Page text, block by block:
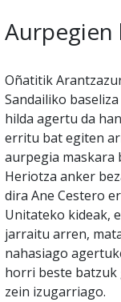
Aurpegien
Oñatitik
Sandailiko
hilda agertu da
erritu bat egiten
aurpegia maskara
Heriotza anker
dira Ane Cestero
Unitateko kideak,
jarraitu arren,
nahasiago
horri beste batzuk
zein izugarriago.